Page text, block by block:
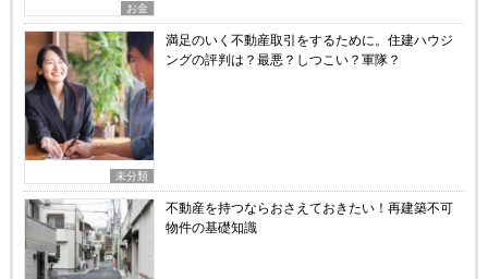
お金
未分類
満足のいく不動産取引をするために。住建ハウジ
ングの評判は？最悪？しつこい？軍隊？
不動産を持つならおさえておきたい！再建築不可
物件の基礎知識